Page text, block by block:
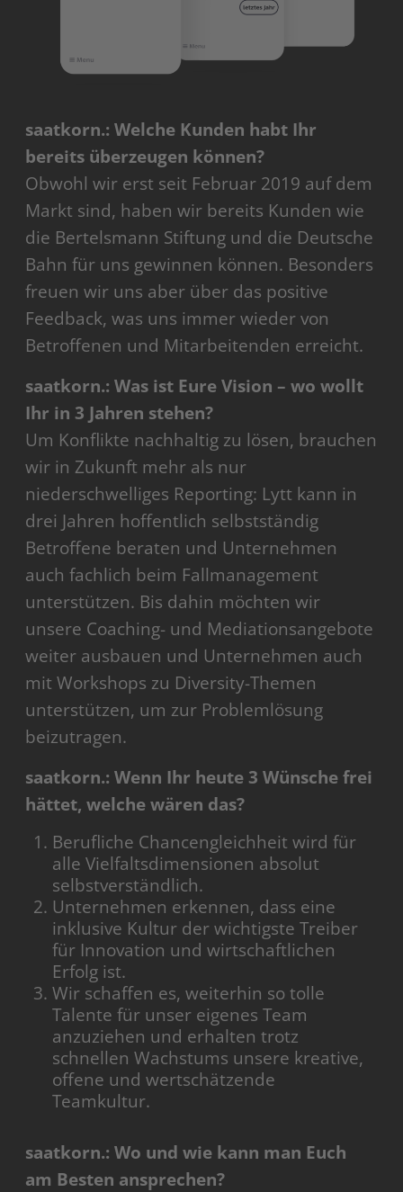
saatkorn.: Welche Kunden habt Ihr
bereits überzeugen können?
Obwohl wir erst seit Februar 2019 auf dem
Markt sind, haben wir bereits Kunden wie
die Bertelsmann Stiftung und die Deutsche
Bahn für uns gewinnen können. Besonders
freuen wir uns aber über das positive
Feedback, was uns immer wieder von
Betroffenen und Mitarbeitenden erreicht.
saatkorn.: Was ist Eure Vision – wo wollt
Ihr in 3 Jahren stehen?
Um Konflikte nachhaltig zu lösen, brauchen
wir in Zukunft mehr als nur
niederschwelliges Reporting: Lytt kann in
drei Jahren hoffentlich selbstständig
Betroffene beraten und Unternehmen
auch fachlich beim Fallmanagement
unterstützen. Bis dahin möchten wir
unsere Coaching- und Mediationsangebote
weiter ausbauen und Unternehmen auch
mit Workshops zu Diversity-Themen
unterstützen, um zur Problemlösung
beizutragen.
saatkorn.: Wenn Ihr heute 3 Wünsche frei
hättet, welche wären das?
Berufliche Chancengleichheit wird für
alle Vielfaltsdimensionen absolut
selbstverständlich.
Unternehmen erkennen, dass eine
inklusive Kultur der wichtigste Treiber
für Innovation und wirtschaftlichen
Erfolg ist.
Wir schaffen es, weiterhin so tolle
Talente für unser eigenes Team
anzuziehen und erhalten trotz
schnellen Wachstums unsere kreative,
offene und wertschätzende
Teamkultur.
saatkorn.: Wo und wie kann man Euch
am Besten ansprechen?